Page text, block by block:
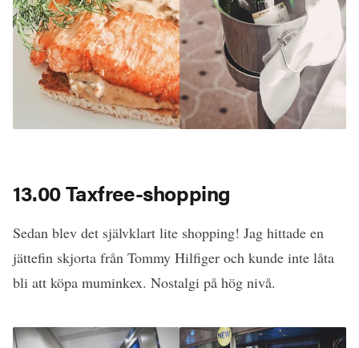
13.00 Taxfree-shopping
Sedan blev det självklart lite shopping! Jag hittade en
jättefin skjorta från Tommy Hilfiger och kunde inte låta
bli att köpa muminkex. Nostalgi på hög nivå.